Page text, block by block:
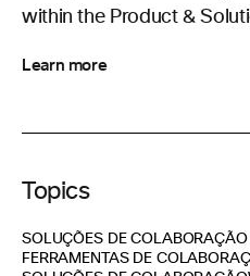
within the Product &
Learn more
Topics
SOLUÇÕES DE COLABORAÇÃO
FERRAMENTAS DE